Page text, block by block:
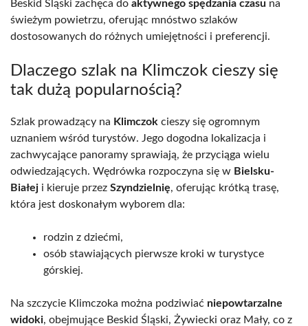
Beskid Śląski zachęca do aktywnego spędzania czasu na
świeżym powietrzu, oferując mnóstwo szlaków
dostosowanych do różnych umiejętności i preferencji.
Dlaczego szlak na Klimczok cieszy się
tak dużą popularnością?
Szlak prowadzący na Klimczok cieszy się ogromnym
uznaniem wśród turystów. Jego dogodna lokalizacja i
zachwycające panoramy sprawiają, że przyciąga wielu
odwiedzających. Wędrówka rozpoczyna się w Bielsku-
Białej i kieruje przez Szyndzielnię, oferując krótką trasę,
która jest doskonałym wyborem dla:
rodzin z dziećmi,
osób stawiających pierwsze kroki w turystyce
górskiej.
Na szczycie Klimczoka można podziwiać niepowtarzalne
widoki, obejmujące Beskid Śląski, Żywiecki oraz Mały, co z